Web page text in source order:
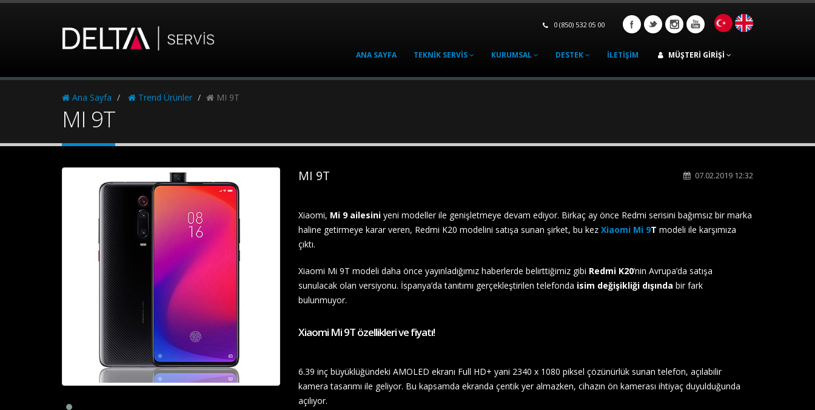
0 (850) 532 05 00
ANA SAYFA TEKNIK SERVIS KURUMSAL DESTEK İLETIŞIM MÜŞTERI GIRIŞI
Ana Sayfa Trend Ürünler MI 9T
MI 9T
07.02.2019 12:32
MI 9T
Xiaomi, Mi 9 ailesiniyeni modeller ile genişletmeye devam ediyor. Birkaç ay önce Redmi serisini bağımsız bir marka
haline getirmeye karar veren, Redmi K20 modelini satışa sunan şirket, bu kez Xiaomi Mi 9T modeli ile karşımıza
çıktı.
Xiaomi Mi 9T modeli daha önce yayınladığımız haberlerde belirttiğimiz gibi Redmi K20‘nin Avrupa’da satışa
sunulacak olan versiyonu. İspanya’da tanıtımı gerçekleştirilen telefonda isim değişikliği dışında bir fark
bulunmuyor.
Xiaomi Mi 9T özellikleri ve fiyatı!
6.39 inç büyüklüğündeki AMOLED ekranı Full HD+ yani 2340 x 1080 piksel çözünürlük sunan telefon, açılabilir
kamera tasarımı ile geliyor. Bu kapsamda ekranda çentik yer almazken, cihazın ön kamerası ihtiyaç duyulduğunda
açılıyor.